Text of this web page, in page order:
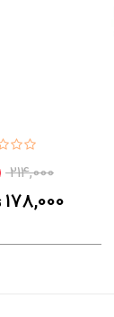
214,000
178,000